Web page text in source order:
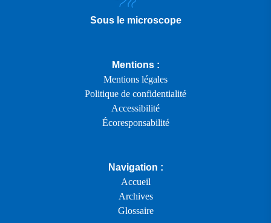
Sous le microscope
Navigation :
Accueil
Archives
Glossaire
Mentions :
Mentions légales
Politique de confidentialité
Accessibilité
Écoresponsabilité